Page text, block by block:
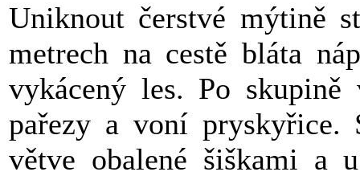
Uniknout čerstvé mýtině
metrech na cestě bláta
vykácený les. Po
pařezy a voní pryskyřice.
větve obalené šiškami a